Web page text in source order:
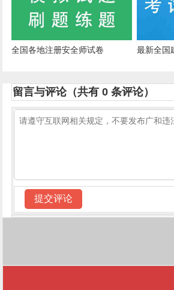
全国各地注册安全师试卷
最新全国
留言与评论（共有0 条评论）